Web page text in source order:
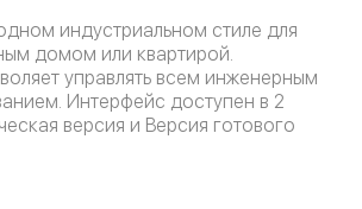
индустриальном стиле для
домом или квартирой.
управлять всем инженерным
Интерфейс доступен в 2
версия и Версия готового